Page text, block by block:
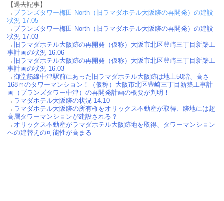
【過去記事】
→ ブランズタワー梅田 North（旧ラマダホテル大阪跡の再開発）の建設
状況 17.05
→ ブランズタワー梅田 North（旧ラマダホテル大阪跡の再開発）の建設
状況 17.03
→ 旧ラマダホテル大阪跡の再開発（仮称）大阪市北区豊崎三丁目新築工
事計画の状況 16.06
→ 旧ラマダホテル大阪跡の再開発（仮称）大阪市北区豊崎三丁目新築工
事計画の状況 16.03
→御堂筋線中津駅前にあった旧ラマダホテル大阪跡は地上50階、高さ
168ｍのタワーマンション！（仮称）大阪市北区豊崎三丁目新築工事計
画（ブランズタワー中津）の再開発計画の概要が判明！
→ ラマダホテル大阪跡の状況 14.10
→ ラマダホテル大阪跡の所有権をオリックス不動産が取得、跡地には超
高層タワーマンションが建設される？
→ オリックス不動産がラマダホテル大阪跡地を取得、タワーマンション
への建替えの可能性が高まる